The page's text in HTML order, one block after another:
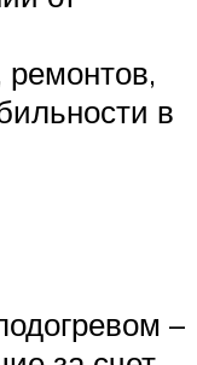
ремонтов,
в
–